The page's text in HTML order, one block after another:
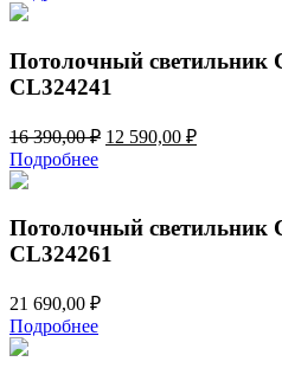
Потолочный светильник
CL324241
16 390,00₽ Первоначальная
390,00 ₽.
12 590,00 ₽Текущая
Подробнее
Потолочный светильник
CL324261
21 690,00 ₽
Подробнее